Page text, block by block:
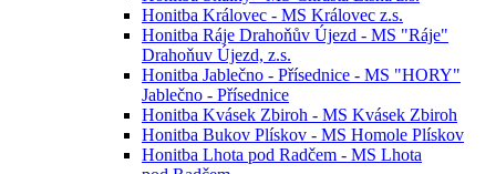
Honitba Královec - MS Královec z.s.
Honitba Ráje Drahoňův Újezd - MS "Ráje"
Drahoňuv Újezd, z.s.
Honitba Jablečno - Přísednice - MS "HORY"
Jablečno - Přísednice
Honitba Kvásek Zbiroh - MS Kvásek Zbiroh
Honitba Bukov Plískov - MS Homole Plískov
Honitba Lhota pod Radčem - MS Lhota